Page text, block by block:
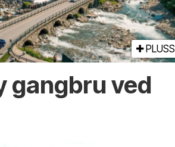
PLUSS
gangbru ved